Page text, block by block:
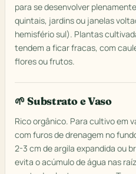
para se desenvolver
quintais, jardins ou janelas
hemisfério sul). Plantas
tendem a ficar fracas, com
flores ou frutos.
🌱 Substrato e Vaso
Rico orgânico. Para cultivo em
com furos de drenagem no
2-3 cm de argila expandida ou
evita o acúmulo de água nas